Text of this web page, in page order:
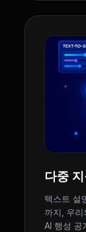
다중
텍스트 설
까지, 우
AI 행성 공